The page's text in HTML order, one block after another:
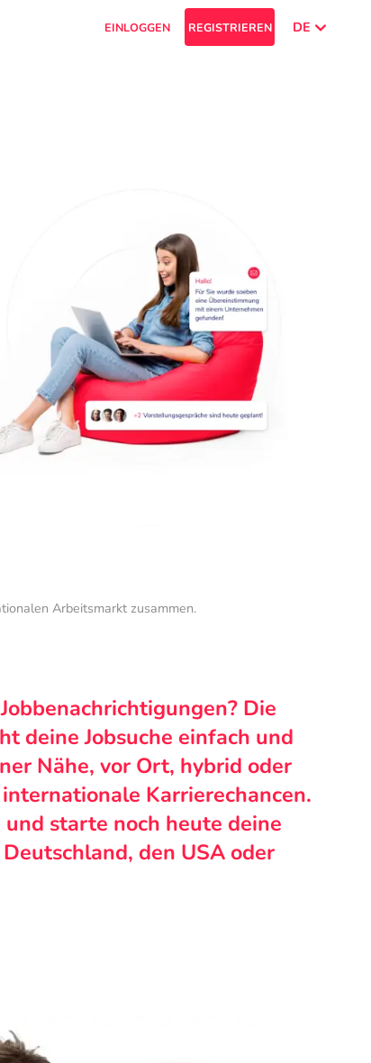
EINLOGGEN REGISTRIEREN DE
Arbeitsmarkt zusammen.
Die
deine Jobsuche einfach und
Nähe, vor Ort, hybrid oder
Karrierechancen.
starte noch heute deine
den USA oder